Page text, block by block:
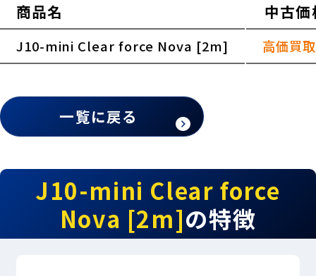
商品名 中古価
J10-mini Clear force Nova [2m] 高価買
一覧に戻る
J10-mini Clear force
Nova [2m]の特徴